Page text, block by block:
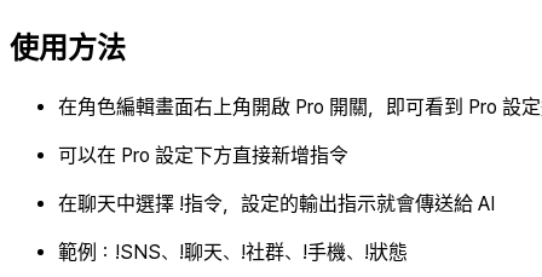
使用方法
在角色編輯畫面右上角開啟 Pro 開關，即可看到 Pro 設
可以在 Pro 設定下方直接新增指令
在聊天中選擇 !指令，設定的輸出指示就會傳送給 AI
範例：!SNS、!聊天、!社群、!手機、!狀態